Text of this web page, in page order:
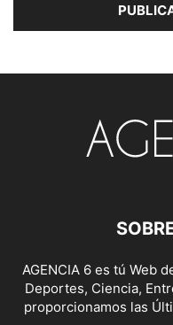
AGENCIA 6 es tú Web
Deportes, Ciencia,
proporcionamos las